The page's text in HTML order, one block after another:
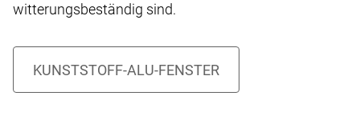
witterungsbeständig sind.